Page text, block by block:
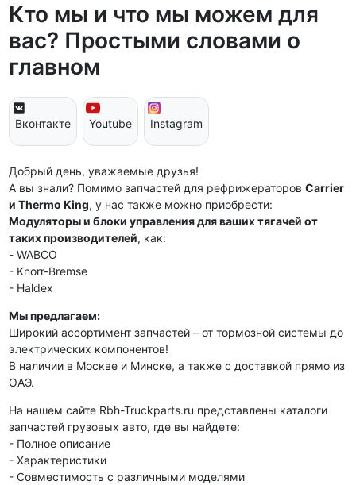
Кто мы и что мы можем для
вас? Простыми словами о
главном
Вконтакте Youtube Instagram
Добрый день, уважаемые друзья!
А вы знали? Помимо запчастей для рефрижераторов Carrier
и Thermo King, у нас также можно приобрести:
Модуляторы и блоки управления для ваших тягачей от
таких производителей, как:
- WABCO
- Knorr-Bremse
- Haldex
Мы предлагаем:
Широкий ассортимент запчастей – от тормозной системы до
электрических компонентов!
В наличии в Москве и Минске, а также с доставкой прямо из
ОАЭ.
На нашем сайте Rbh-Truckparts.ru представлены каталоги
запчастей грузовых авто, где вы найдете:
- Полное описание
- Характеристики
- Совместимость с различными моделями